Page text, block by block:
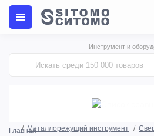
Инструмент и
ГлавнаяМеталлорежущий инструмент